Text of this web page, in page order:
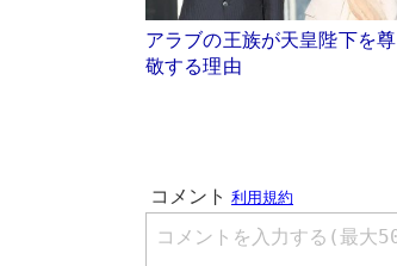
アラブの王族が天皇陛下を尊
敬する理由